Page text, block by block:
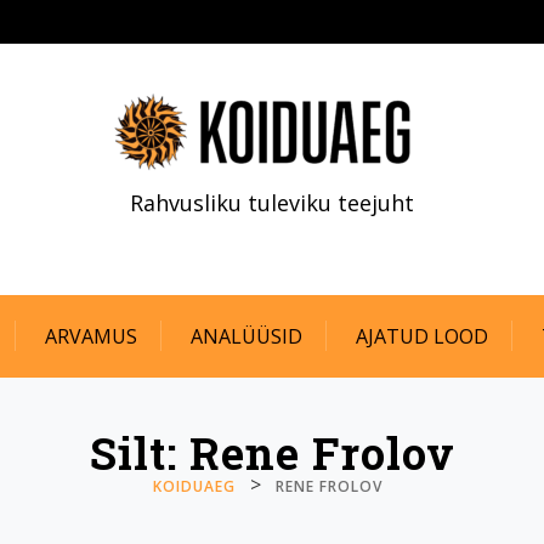
Rahvusliku tuleviku teejuht
ARVAMUS ANALÜÜSID AJATUD LOOD
Silt: Rene Frolov
KOIDUAEG > RENE FROLOV